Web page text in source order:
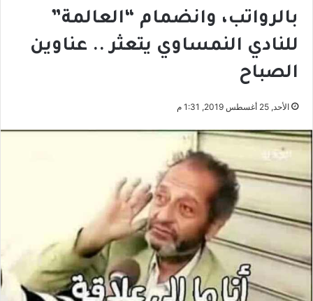
بالرواتب، وانضمام “العالمة”
للنادي النمساوي يتعثر .. عناوين
الصباح
الأحد, 25 أغسطس 2019, 1:31 م